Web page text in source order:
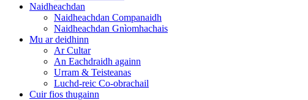
Naidheachdan
Naidheachdan Companaidh
Naidheachdan Gnìomhachais
Mu ar deidhinn
Ar Cultar
An Eachdraidh againn
Urram & Teisteanas
Luchd-reic Co-obrachail
Cuir fios thugainn